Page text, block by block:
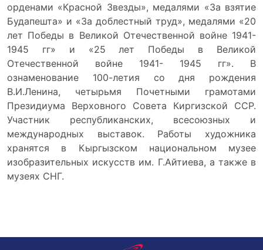
орденами «Красной Звезды», медалями «За взятие
Будапешта» и «За доблестный труд», медалями «20
лет Победы в Великой Отечественной войне 1941-
1945 гг» и «25 лет Победы в Великой
Отечественной войне 1941- 1945 гг». В
ознаменование 100-летия со дня рождения
В.И.Ленина, четырьмя Почетными грамотами
Президиума Верховного Совета Киргизской ССР.
Участник республиканских, всесоюзных и
международных выставок. Работы художника
хранятся в Кыргызском национальном музее
изобразительных искусств им. Г.Айтиева, а также в
музеях СНГ.